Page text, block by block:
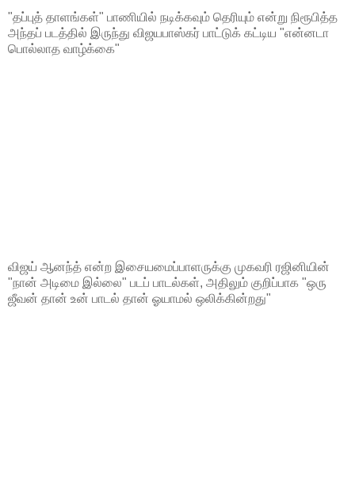
"தப்புத் தாளங்கள்" பாணியில் நடிக்கவும் தெரியும் என்று நிரூபித்த
அந்தப் படத்தில் இருந்து விஜயபாஸ்கர் பாட்டுக் கட்டிய "என்னடா
பொல்லாத வாழ்க்கை"
விஜய் ஆனந்த் என்ற இசையமைப்பாளருக்கு முகவரி ரஜினியின்
"நான் அடிமை இல்லை" படப் பாடல்கள், அதிலும் குறிப்பாக "ஒரு
ஜீவன் தான் உன் பாடல் தான் ஓயாமல் ஒலிக்கின்றது"